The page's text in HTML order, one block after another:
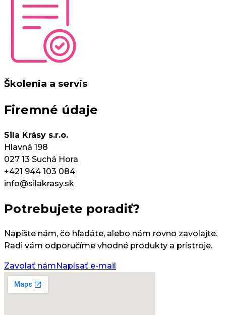
Školenia a servis
Firemné údaje
Sila Krásy s.r.o.
Hlavná 198
027 13 Suchá Hora
+421 944 103 084
info@silakrasy.sk
Potrebujete poradiť?
Napíšte nám, čo hľadáte, alebo nám rovno zavolajte.
Radi vám odporučíme vhodné produkty a prístroje.
Zavolať nám Napísať e-mail